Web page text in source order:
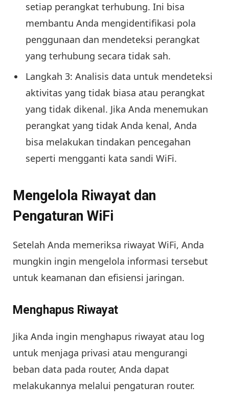
setiap perangkat terhubung. Ini bisa
membantu Anda mengidentifikasi pola
penggunaan dan mendeteksi perangkat
yang terhubung secara tidak sah.
Langkah 3: Analisis data untuk mendeteksi
aktivitas yang tidak biasa atau perangkat
yang tidak dikenal. Jika Anda menemukan
perangkat yang tidak Anda kenal, Anda
bisa melakukan tindakan pencegahan
seperti mengganti kata sandi WiFi.
Mengelola Riwayat dan
Pengaturan WiFi
Setelah Anda memeriksa riwayat WiFi, Anda
mungkin ingin mengelola informasi tersebut
untuk keamanan dan efisiensi jaringan.
Menghapus Riwayat
Jika Anda ingin menghapus riwayat atau log
untuk menjaga privasi atau mengurangi
beban data pada router, Anda dapat
melakukannya melalui pengaturan router.